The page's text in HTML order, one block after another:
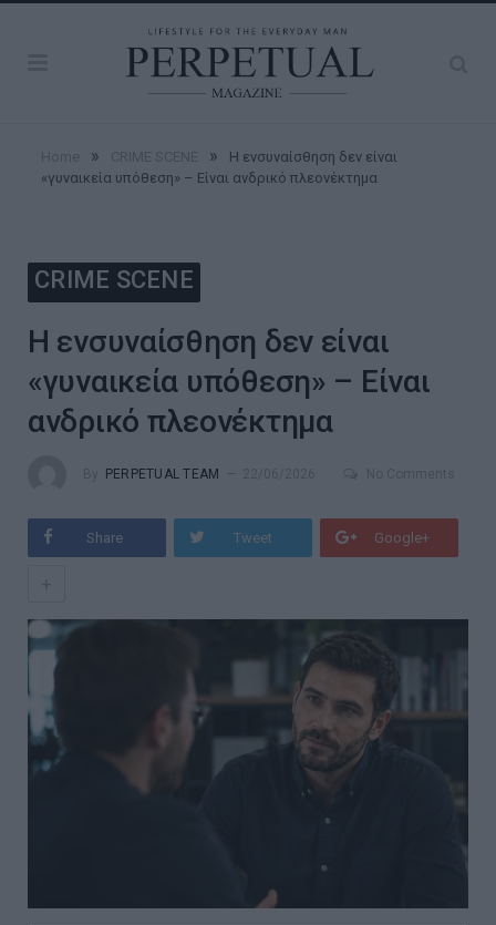
» »
Η ενσυναίσθηση δεν είναι
«γυναικεία υπόθεση» – Είναι ανδρικό πλεονέκτημα
CRIME SCENE
Η ενσυναίσθηση δεν είναι
«γυναικεία υπόθεση» – Είναι
ανδρικό πλεονέκτημα
PERPETUAL TEAM
Share Tweet Google+